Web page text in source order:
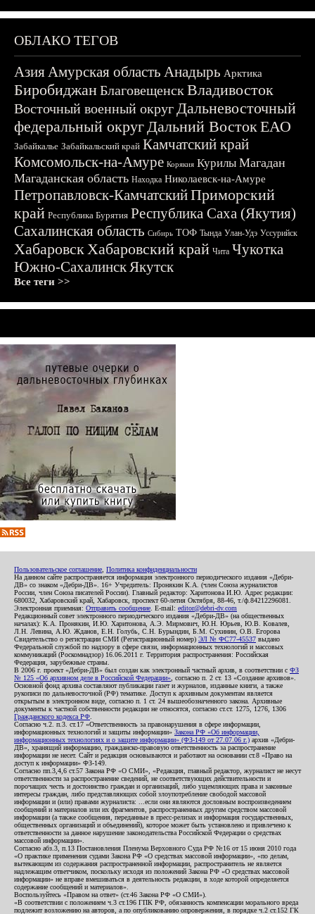
ОБЛАКО ТЕГОВ
АзияАмурская область Анадырь Арктика
БиробиджанБлаговещенскВладивосток
Восточный военный округДальневосточный
федеральный округДальний ВостокЕАО
Забайкалье Забайкальский край Камчатский край
Комсомольск-на-Амуре Корякия Курилы Магадан
Магаданская область Находка Николаевск-на-Амуре
Петропавловск-КамчатскийПриморский
край Республика Бурятия Республика Саха (Якутия)
Сахалинская область Сибирь ТОФ Тында Улан-Удэ Уссурийск
ХабаровскХабаровский край Чита Чукотка
Южно-СахалинскЯкутск
Все теги >>
Пользовательское соглашение Политика конфиденциальности
На данном сайте распространяется информация электронного периодического издания «Дебри-
ДВ» со знаком «Дебри-ДВ». 16+ Учредитель: Пронякин К.А. (член Союза журналистов
России, член Союза писателей России). Главный редактор: Харитонова И.Ю. Адрес редакции:
680032, Хабаровский край, Хабаровск, проспект 60-летия Октября, 88-46, т./ф.84212296081.
Электронная приемная: Отправить сообщение . E-mail: editor@debri-dv.com
Редакционный совет электронного периодического издания «Дебри-ДВ» (на общественных
началах): К.А. Пронякин, И.Ю. Харитонова, А.Э. Мирмович, Ю.Н. Юрьев, Ю.В. Ковалев,
Л.Н. Левина, А.Ю. Жданов, Е.Н. Голубь, С.Н. Бурындин, Б.М. Сухинин, О.В. Егорова
Свидетельство о регистрации СМИ (Регистрационный номер) ЭЛ № ФС77-45537 выдано
Федеральной службой по надзору в сфере связи, информационных технологий и массовых
коммуникаций (Роскомнадзор) 16.06.2011 г. Территория распространения: Российская
Федерация, зарубежные страны.
В 2006 г. проект «Дебри-ДВ» был создан как электронный частный архив, в соответствии с ФЗ
№ 125 «Об архивном деле в Российской Федерации» , согласно п. 2 ст. 13 «Создание архивов».
Основной фонд архива составляют публикации газет и журналов, изданные книги, а также
рукописи по дальневосточной (РФ) тематике. Доступ к архивным документам является
открытым в электронном виде, согласно п. 1 ст. 24 вышеобозначенного закона. Архивные
документы к частной собственности редакции не относятся, согласно ст.ст. 1275, 1276, 1306
Гражданского кодекса РФ
Согласно ч.2. п.3. ст.17 «Ответственность за правонарушения в сфере информации,
информационных технологий и защиты информации» Закона РФ «Об информации,
информационных технологиях и о защите информации» (ФЗ-149 от 27.07.06 г.) архив «Дебри-
ДВ», хранящий информацию, гражданско-правовую ответственность за распространение
информации не несет. Сайт и редакция основываются и работают на основании ст.8 «Право на
доступ к информации» ФЗ-149.
Согласно пп.3,4,6 ст.57 Закона РФ «О СМИ», «Редакция, главный редактор, журналист не несут
ответственности за распространение сведений, не соответствующих действительности и
порочащих честь и достоинство граждан и организаций, либо ущемляющих права и законные
интересы граждан, либо представляющих собой злоупотребление свободой массовой
информации и (или) правами журналиста: ...если они являются дословным воспроизведением
сообщений и материалов или их фрагментов, распространенных другим средством массовой
информации (а также сообщения, переданные в пресс-релизах и информация государственных,
общественных организаций и объединений), которое может быть установлено и привлечено к
ответственности за данное нарушение законодательства Российской Федерации о средствах
массовой информации».
Согласно абз.3, п.13 Постановления Пленума Верховного Суда РФ №16 от 15 июня 2010 года
«О практике применения судами Закона РФ «О средствах массовой информации», «по делам,
вытекающим из содержания распространенной информации, распространитель не является
надлежащим ответчиком, поскольку исходя из положений Закона РФ «О средствах массовой
информации» не вправе вмешиваться в деятельность редакции, в ходе которой определяется
содержание сообщений и материалов».
Воспользуйтесь «Правом на ответ» (ст.46 Закона РФ «О СМИ»).
«В соответствии с положением ч.3 ст.196 ГПК РФ, обязанность компенсации морального вреда
подлежит возложению на авторов, а по опубликованию опровержения, в порядке ч.2 ст.152 ГК